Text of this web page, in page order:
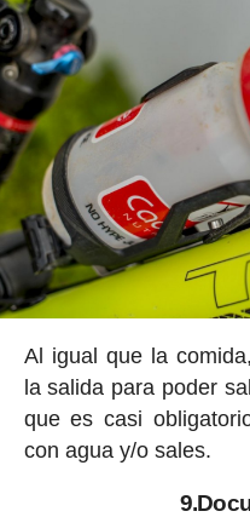
Al igual que la
la salida para poder
que es casi
con agua y/o sales.